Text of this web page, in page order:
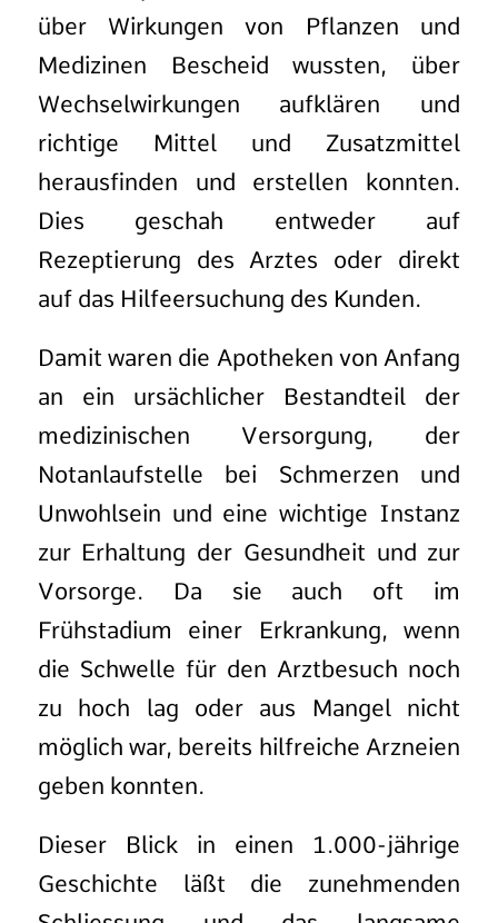
über Wirkungen von Pflanzen und
Medizinen Bescheid wussten, über
Wechselwirkungen aufklären und
richtige Mittel und Zusatzmittel
herausfinden und erstellen konnten.
Dies geschah entweder auf
Rezeptierung des Arztes oder direkt
auf das Hilfeersuchung des Kunden.
Damit waren die Apotheken von Anfang
an ein ursächlicher Bestandteil der
medizinischen Versorgung, der
Notanlaufstelle bei Schmerzen und
Unwohlsein und eine wichtige Instanz
zur Erhaltung der Gesundheit und zur
Vorsorge. Da sie auch oft im
Frühstadium einer Erkrankung, wenn
die Schwelle für den Arztbesuch noch
zu hoch lag oder aus Mangel nicht
möglich war, bereits hilfreiche Arzneien
geben konnten.
Dieser Blick in einen 1.000-jährige
Geschichte läßt die zunehmenden